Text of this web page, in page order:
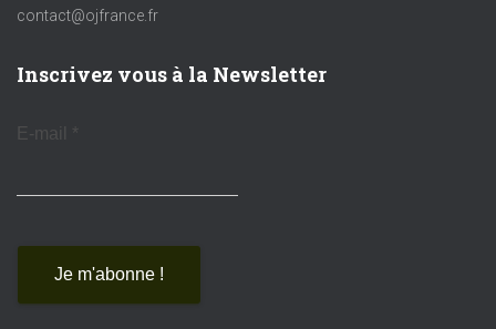
contact@ojfrance.fr
Inscrivez vous à la Newsletter
E-mail *